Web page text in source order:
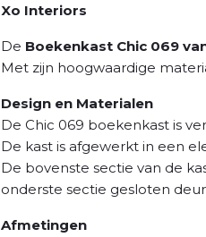
Xo Interiors
De Boekenkast Chic 069
Met zijn hoogwaardige
Design en Materialen
De Chic 069 boekenkast is
De kast is afgewerkt in een
De bovenste sectie van de
onderste sectie gesloten
Afmetingen